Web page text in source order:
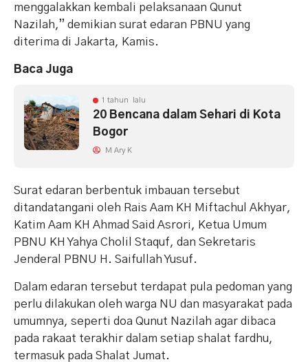
menggalakkan kembali pelaksanaan Qunut
Nazilah,” demikian surat edaran PBNU yang
diterima di Jakarta, Kamis.
Baca Juga
1 tahun lalu
20 Bencana dalam Sehari di Kota
Bogor
M Ary K
Surat edaran berbentuk imbauan tersebut
ditandatangani oleh Rais Aam KH Miftachul Akhyar,
Katim Aam KH Ahmad Said Asrori, Ketua Umum
PBNU KH Yahya Cholil Staquf, dan Sekretaris
Jenderal PBNU H. Saifullah Yusuf.
Dalam edaran tersebut terdapat pula pedoman yang
perlu dilakukan oleh warga NU dan masyarakat pada
umumnya, seperti doa Qunut Nazilah agar dibaca
pada rakaat terakhir dalam setiap shalat fardhu,
termasuk pada Shalat Jumat.